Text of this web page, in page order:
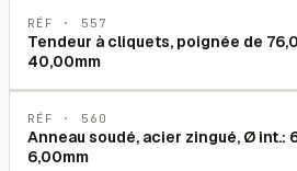
RÉF · 557
Tendeur à cliquets, poignée de
40,00mm
RÉF · 560
Anneau soudé, acier zingué, Ø int.:
6,00mm